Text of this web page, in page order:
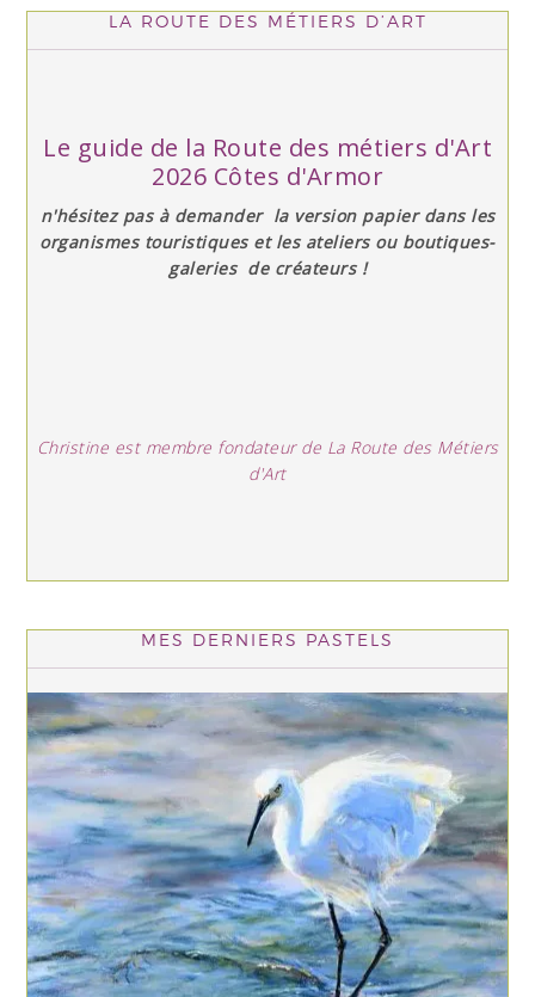
LA ROUTE DES MÉTIERS D’ART
Le guide de la Route des métiers d'Art
2026 Côtes d'Armor
n'hésitez pas à demander la version papier dans les
organismes touristiques et les ateliers ou boutiques-
galeries de créateurs !
Christine est membre fondateur de La Route des Métiers
d'Art
MES DERNIERS PASTELS